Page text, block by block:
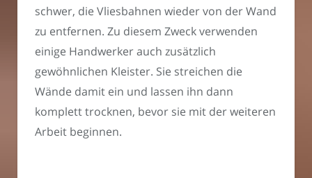
schwer, die Vliesbahnen wieder von der Wand
zu entfernen. Zu diesem Zweck verwenden
einige Handwerker auch zusätzlich
gewöhnlichen Kleister. Sie streichen die
Wände damit ein und lassen ihn dann
komplett trocknen, bevor sie mit der weiteren
Arbeit beginnen.